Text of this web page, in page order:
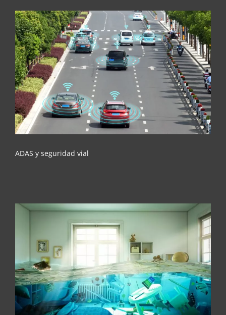
ADAS y seguridad vial
ADAS y seguridad vial
Los 5 siniestros más comunes en el hogar